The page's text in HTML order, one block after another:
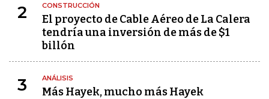
2 CONSTRUCCIÓN
El proyecto de Cable Aéreo de La Calera
tendría una inversión de más de $1
billón
3 ANÁLISIS
Más Hayek, mucho más Hayek